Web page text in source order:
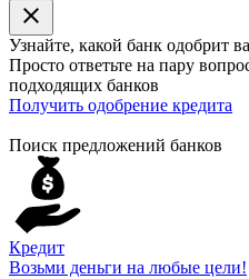
close
Узнайте, какой банк одобрит
Просто ответьте на пару
подходящих банков
Получить одобрение кредита
Поиск предложений банков
Кредит
Возьми деньги на любые цели!